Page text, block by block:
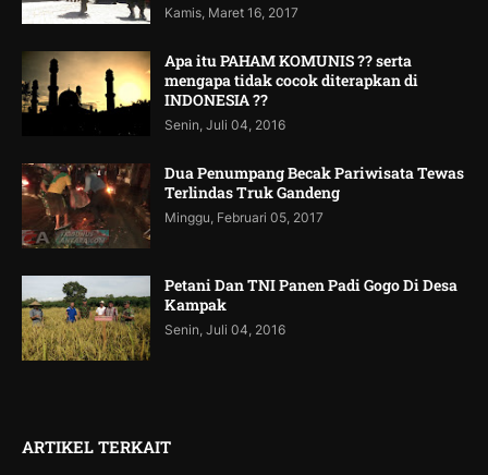
Kamis, Maret 16, 2017
Apa itu PAHAM KOMUNIS ?? serta
mengapa tidak cocok diterapkan di
INDONESIA ??
Senin, Juli 04, 2016
Dua Penumpang Becak Pariwisata Tewas
Terlindas Truk Gandeng
Minggu, Februari 05, 2017
Petani Dan TNI Panen Padi Gogo Di Desa
Kampak
Senin, Juli 04, 2016
ARTIKEL TERKAIT